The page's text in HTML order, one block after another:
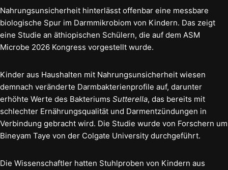
Nahrungsunsicherheit hinterlässt offenbar eine messbare
biologische Spur im Darmmikrobiom von Kindern. Das zeigt
eine Studie an äthiopischen Schülern, die auf dem ASM
Microbe 2026 Kongress vorgestellt wurde.
Kinder aus Haushalten mit Nahrungsunsicherheit wiesen
demnach veränderte Darmbakterienprofile auf, darunter
erhöhte Werte des Bakteriums Sutterella, das bereits mit
schlechter Ernährungsqualität und Darmentzündungen in
Verbindung gebracht wird. Die Studie wurde von Forschern um
Bineyam Taye von der Colgate University durchgeführt.
Die Wissenschaftler hatten Stuhlproben von Kindern aus